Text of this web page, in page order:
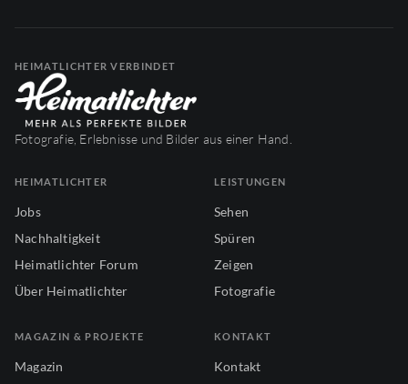
HEIMATLICHTER VERBINDET
Fotografie, Erlebnisse und Bilder aus einer Hand.
HEIMATLICHTER
Jobs
Nachhaltigkeit
Heimatlichter Forum
Über Heimatlichter
LEISTUNGEN
Sehen
Spüren
Zeigen
Fotografie
MAGAZIN & PROJEKTE
Magazin
KONTAKT
Kontakt